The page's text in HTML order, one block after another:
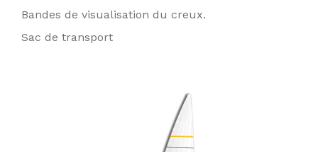
Bandes de visualisation du creux.
Sac de transport